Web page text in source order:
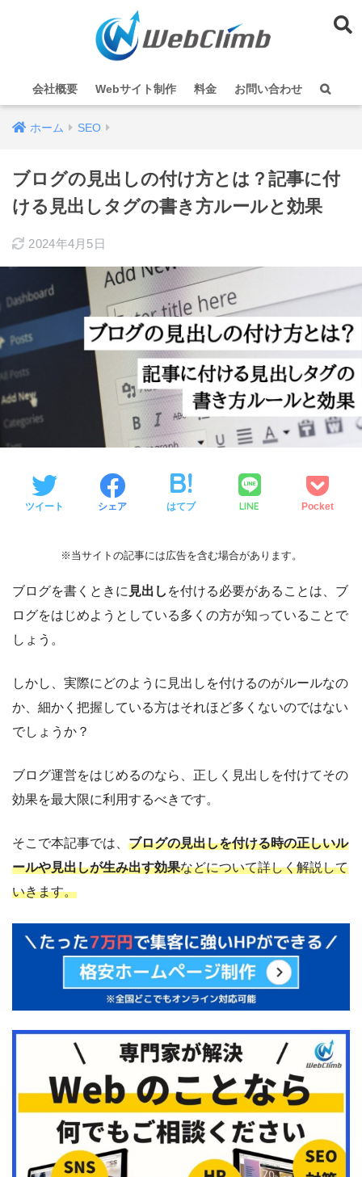
会社概要 Webサイト制作 料金 お問い合わせ
ホーム SEO
ブログの見出しの付け方とは？記事に付
ける見出しタグの書き方ルールと効果
2024年4月5日
ツイート シェア はてブ LINE Pocket
※当サイトの記事には広告を含む場合があります。
ブログを書くときに 見出し を付ける必要があることは、ブ
ログをはじめようとしている多くの方が知っていることで
しょう。
しかし、実際にどのように見出しを付けるのがルールなの
か、細かく把握している方はそれほど多くないのではない
でしょうか？
ブログ運営をはじめるのなら、正しく見出しを付けてその
効果を最大限に利用するべきです。
そこで本記事では、 ブログの見出しを付ける時の正しいル
ールや見出しが生み出す効果などについて詳しく解説して
いきます。